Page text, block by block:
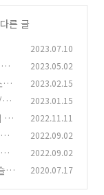
른 글
2023.07.10
2023.05.02
량 2023.02.15
2023.01.15
2022.11.11
중
2022.09.02
중
2022.09.02
러
2020.07.17